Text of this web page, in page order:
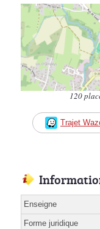
120
Trajet
Enseigne
Forme juridique